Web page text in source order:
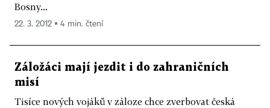
Bosny...
22. 3. 2012 ▪ 4 min. čtení
Záložáci mají jezdit i do zahraničních
misí
Tisíce nových vojáků v záloze chce zverbovat česká